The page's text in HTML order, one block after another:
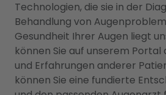
Technologien, die sie in der
Behandlung von
Gesundheit Ihrer Augen liegt
können Sie auf unserem
und Erfahrungen anderer
können Sie eine fundierte